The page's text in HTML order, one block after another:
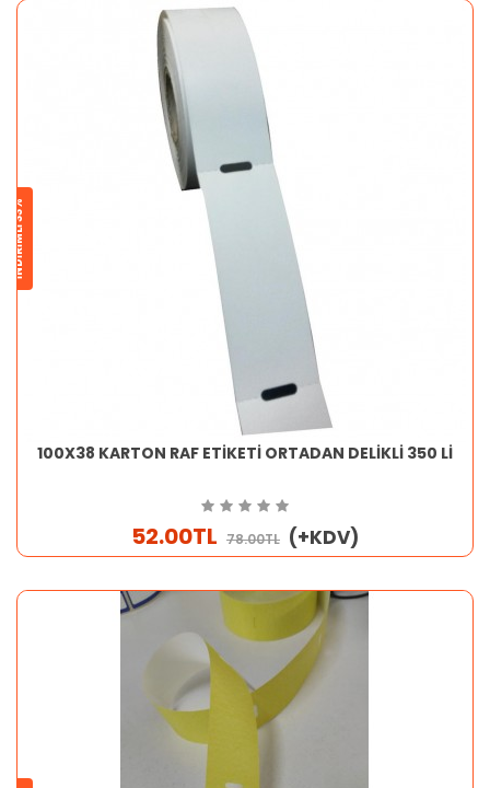
İNDİRİMLİ 33%
100X38 KARTON RAF ETİKETİ ORTADAN DELİKLİ 350 Lİ
52.00TL 78.00TL (+KDV)